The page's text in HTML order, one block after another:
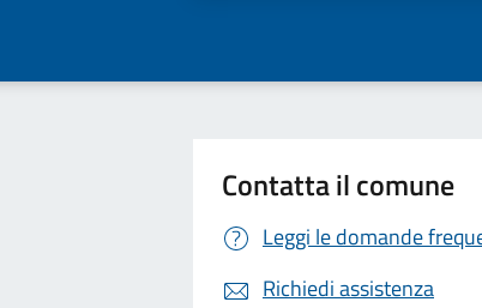
Contatta il comune
Leggi le domande
Richiedi assistenza